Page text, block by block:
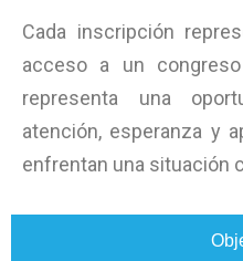
Cada inscripción
acceso a un
representa una
atención, esperanza y
enfrentan una situación